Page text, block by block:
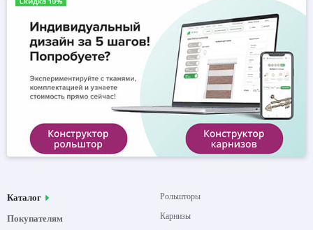
Каталог
Покупателям
Рольшторы
Карнизы